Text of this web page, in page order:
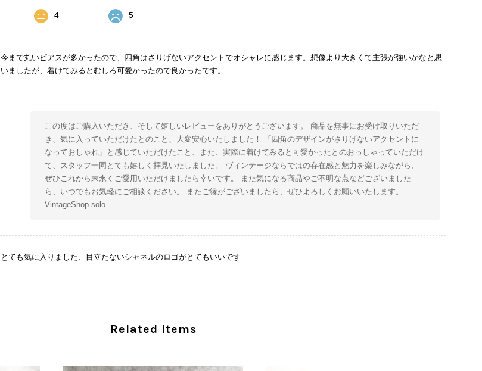
4 5
今まで丸いピアスが多かったので、四角はさりげないアクセントでオシャレに感じます。想像より大きくて主張が強いかなと思
いましたが、着けてみるとむしろ可愛かったので良かったです。
この度はご購入いただき、そして嬉しいレビューをありがとうございます。 商品を無事にお受け取りいただ
き、気に入っていただけたとのこと、大変安心いたしました！ 「四角のデザインがさりげないアクセントに
なっておしゃれ」と感じていただけたこと、また、実際に着けてみると可愛かったとのおっしゃっていただけ
て、スタッフ一同とても嬉しく拝見いたしました。 ヴィンテージならではの存在感と魅力を楽しみながら、
ぜひこれから末永くご愛用いただけましたら幸いです。 また気になる商品やご不明な点などございました
ら、いつでもお気軽にご相談ください。 またご縁がございましたら、ぜひよろしくお願いいたします。
VintageShop solo
とても気に入りました、目立たないシャネルのロゴがとてもいいです
この度はご購入いただき、そして素敵なレビューをありがとうございます。 商品を無事にお受け取りいただ
ましたら幸いです。 また気になる商品やご不明な点などございましたら、いつでもお気軽にご相談くださ
Related Items